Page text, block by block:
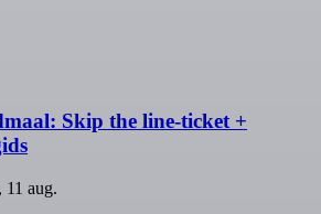
Skip the line-ticket +
11 aug.